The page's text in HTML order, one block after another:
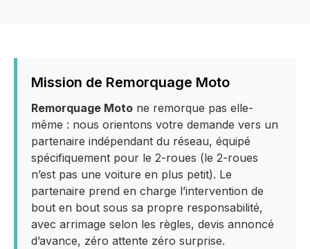
Mission de Remorquage Moto
Remorquage Moto ne remorque pas elle-
même : nous orientons votre demande vers un
partenaire indépendant du réseau, équipé
spécifiquement pour le 2-roues (le 2-roues
n’est pas une voiture en plus petit). Le
partenaire prend en charge l’intervention de
bout en bout sous sa propre responsabilité,
avec arrimage selon les règles, devis annoncé
d’avance, zéro attente zéro surprise.